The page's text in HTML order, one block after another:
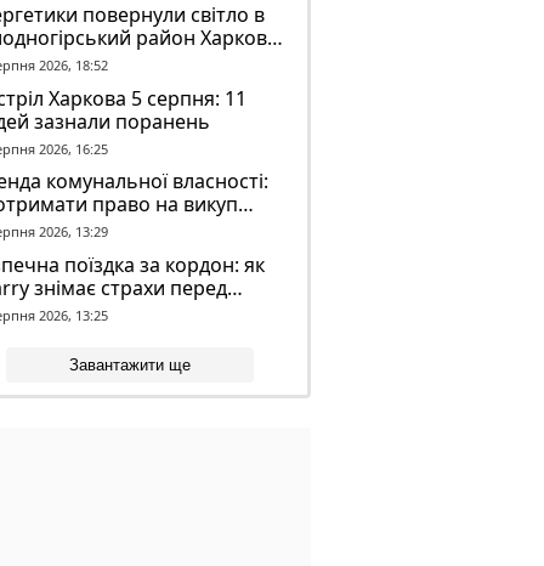
повернули світло в
район Харкова
ворожого обстрілу
2026, 18:52
Харкова 5 серпня: 11
зазнали поранень
2026, 16:25
комунальної власності:
право на викуп
2026, 13:29
поїздка за кордон: як
знімає страхи перед
дорогою
2026, 13:25
Завантажити ще